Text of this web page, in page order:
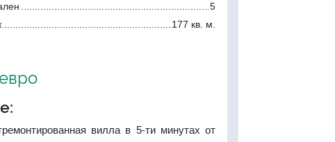
5
177 кв. м.
вилла в 5-ти минутах от